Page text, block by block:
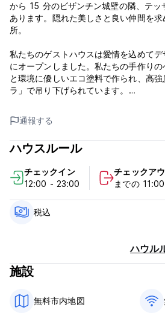
から 15 分のビザンチン城壁の隣、テッ
あります。隠れた美しさと良い仲間を
所。
私たちのゲストハウスは愛情を込めて
にオープンしました。私たちの手作り
と環境に優しいエコ塗料で作られ、高
ラ」で吊り下げられています。
むバルコニーで自家製ワインを楽しんだ
フロントの営業時間は午前 8 時から深
translated from original language)
通報する
ハウスルール
チェックイン
12:00 - 23:00
チェックア
までの 11:00
税込
ハウル
施設
無料市内地図